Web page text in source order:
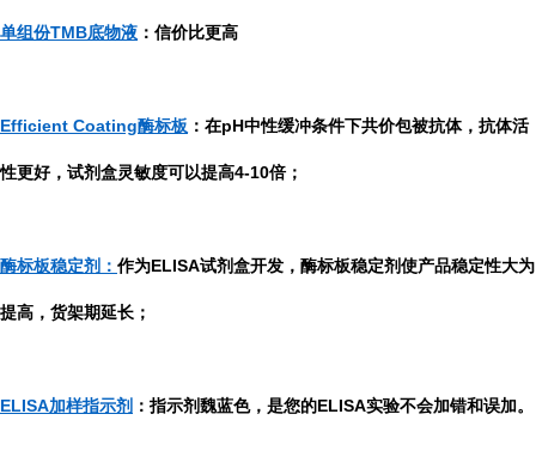
单组份TMB底物液 ：信价比更高
Efficient Coating酶标板 ：在pH中性缓冲条件下共价包被抗体，抗体活
性更好，试剂盒灵敏度可以提高4-10倍；
酶标板稳定剂： 作为ELISA试剂盒开发，酶标板稳定剂使产品稳定性大为
提高，货架期延长；
ELISA加样指示剂 ：指示剂魏蓝色，是您的ELISA实验不会加错和误加。